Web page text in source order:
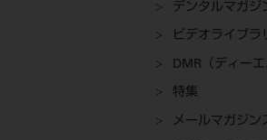
デンタルマガジ
ビデオライブラ
DMR（ディーエ
特集
メールマガジン